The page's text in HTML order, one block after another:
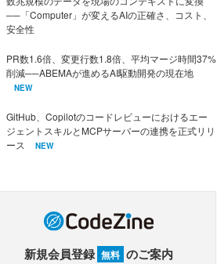
──「Computer」が変えるAIの正確さ、コスト、
安全性
PR数1.6倍、変更行数1.8倍、平均マージ時間37%
削減──ABEMAが進めるAI駆動開発の現在地
NEW
GitHub、Copilotのコードレビューにおけるエー
ジェントスキルとMCPサーバーの連携を正式リリ
ース
NEW
新規会員登録 無料 のご案内